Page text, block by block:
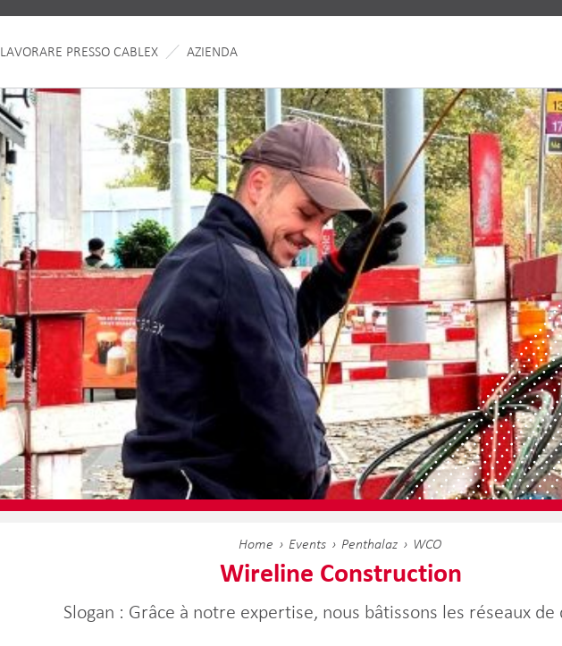
LAVORARE PRESSO CABLEX AZIENDA
Home Events Penthalaz WCO
Wireline Construction
Slogan : Grâce à notre expertise, nous bâtissons les réseaux de